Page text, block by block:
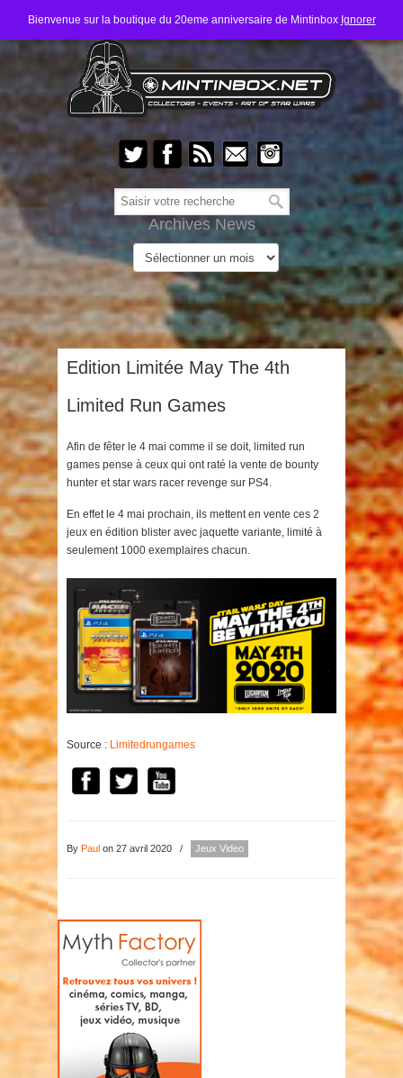
Bienvenue sur la boutique du 20eme anniversaire de Mintinbox Ignorer
Archives News
Edition Limitée May The 4th
Limited Run Games
Afin de fêter le 4 mai comme il se doit, limited run
games pense à ceux qui ont raté la vente de bounty
hunter et star wars racer revenge sur PS4.
En effet le 4 mai prochain, ils mettent en vente ces 2
jeux en édition blister avec jaquette variante, limité à
seulement 1000 exemplaires chacun.
Source : Limitedrungames
By Paul on 27 avril 2020 / Jeux Video